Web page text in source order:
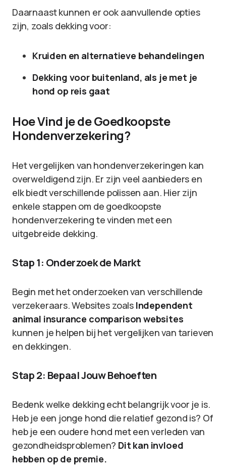
Daarnaast kunnen er ook aanvullende opties
zijn, zoals dekking voor:
Kruiden en alternatieve behandelingen
Dekking voor buitenland, als je met je
hond op reis gaat
Hoe Vind je de Goedkoopste
Hondenverzekering?
Het vergelijken van hondenverzekeringen kan
overweldigend zijn. Er zijn veel aanbieders en
elk biedt verschillende polissen aan. Hier zijn
enkele stappen om de goedkoopste
hondenverzekering te vinden met een
uitgebreide dekking.
Stap 1: Onderzoek de Markt
Begin met het onderzoeken van verschillende
verzekeraars. Websites zoals Independent
animal insurance comparison websites
kunnen je helpen bij het vergelijken van tarieven
en dekkingen.
Stap 2: Bepaal Jouw Behoeften
Bedenk welke dekking echt belangrijk voor je is.
Heb je een jonge hond die relatief gezond is? Of
heb je een oudere hond met een verleden van
gezondheidsproblemen? Dit kan invloed
hebben op de premie.